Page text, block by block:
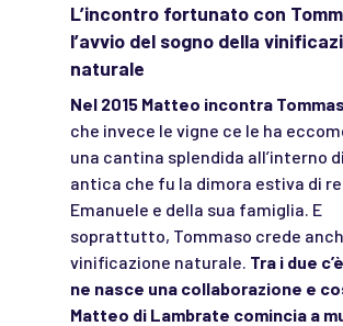
L’incontro fortunato con
l’avvio del sogno della
naturale
Nel 2015 Matteo incontra
che invece le vigne ce le ha
una cantina splendida all’interno
antica che fu la dimora estiva di
Emanuele e della sua famiglia. E
soprattutto, Tommaso crede
vinificazione naturale. Tra i due
ne nasce una collaborazione e
Matteo di Lambrate comincia a